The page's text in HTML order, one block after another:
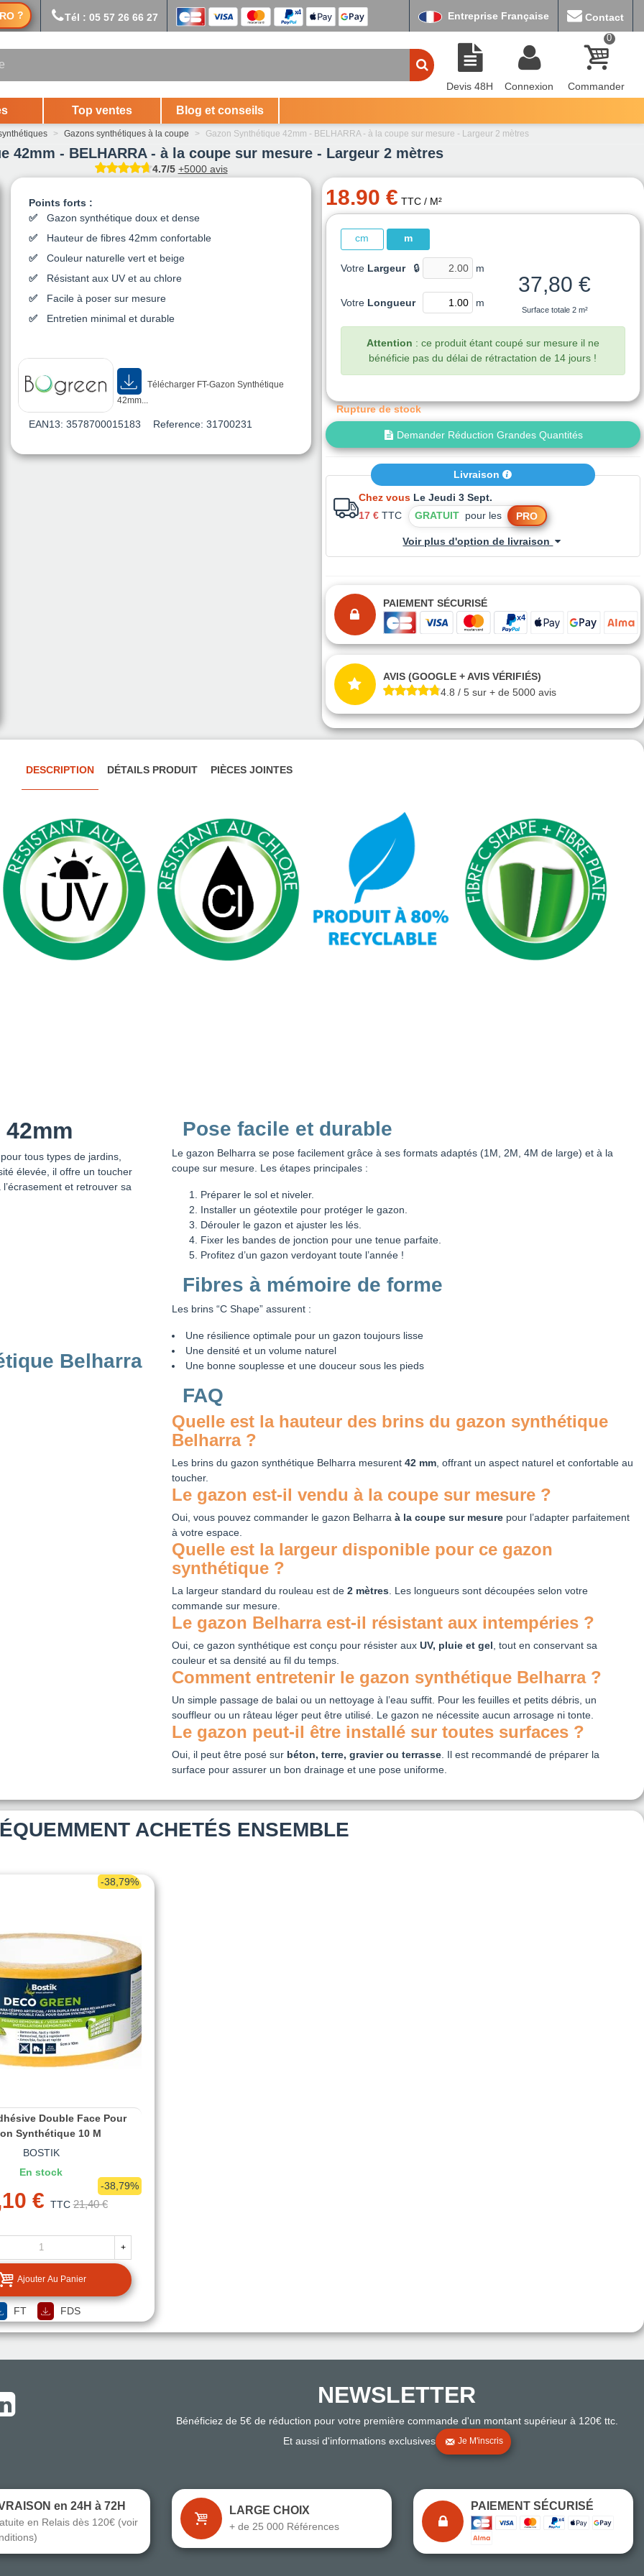
? Tél : 05 57 26 66 27 Entreprise Française Contact
Devis 48H Connexion
0
Commander
Top ventes Blog et conseils
> Gazons synthétiques à la coupe > Gazon Synthétique 42mm - BELHARRA - à la coupe sur mesure - Largeur 2 mètres
42mm - BELHARRA - à la coupe sur mesure - Largeur 2 mètres
4.7/5 +5000 avis
Points forts :
Gazon synthétique doux et dense
Hauteur de fibres 42mm confortable
Couleur naturelle vert et beige
Résistant aux UV et au chlore
Facile à poser sur mesure
Entretien minimal et durable
Télécharger FT-Gazon Synthétique
42mm...
EAN13: 3578700015183 Reference: 31700231
18.90 € TTC/ M²
cm m
Votre Largeur 🔒 m
Votre Longueur m
37,80 €
Surface totale 2 m²
Attention : ce produit étant coupé sur mesure il ne
bénéficie pas du délai de rétractation de 14 jours !
Rupture de stock
Demander Réduction Grandes Quantités
Livraison
Chez vous Le Jeudi 3 Sept.
17 € TTC GRATUITpour les PRO
Voir plus d'option de livraison
PAIEMENT SÉCURISÉ
AVIS (GOOGLE + AVIS VÉRIFIÉS)
4.8 / 5 sur + de 5000 avis
DESCRIPTION DÉTAILS PRODUIT PIÈCES JOINTES
tous types de jardins,
élevée, il offre un toucher
et retrouver sa
Belharra
Pose facile et durable
Le gazon Belharra se pose facilement grâce à ses formats adaptés (1M, 2M, 4M de large) et à la
coupe sur mesure. Les étapes principales :
Préparer le sol et niveler.
Installer un géotextile pour protéger le gazon.
Dérouler le gazon et ajuster les lés.
Fixer les bandes de jonction pour une tenue parfaite.
Profitez d’un gazon verdoyant toute l’année !
Fibres à mémoire de forme
Les brins “C Shape” assurent :
Une résilience optimale pour un gazon toujours lisse
Une densité et un volume naturel
Une bonne souplesse et une douceur sous les pieds
FAQ
Quelle est la hauteur des brins du gazon synthétique
Belharra ?
Les brins du gazon synthétique Belharra mesurent 42 mm , offrant un aspect naturel et confortable au
toucher.
Le gazon est-il vendu à la coupe sur mesure ?
Oui, vous pouvez commander le gazon Belharra à la coupe sur mesure pour l’adapter parfaitement
à votre espace.
Quelle est la largeur disponible pour ce gazon
synthétique ?
La largeur standard du rouleau est de 2 mètres . Les longueurs sont découpées selon votre
commande sur mesure.
Le gazon Belharra est-il résistant aux intempéries ?
Oui, ce gazon synthétique est conçu pour résister aux UV, pluie et gel , tout en conservant sa
couleur et sa densité au fil du temps.
Comment entretenir le gazon synthétique Belharra ?
Un simple passage de balai ou un nettoyage à l’eau suffit. Pour les feuilles et petits débris, un
souffleur ou un râteau léger peut être utilisé. Le gazon ne nécessite aucun arrosage ni tonte.
Le gazon peut-il être installé sur toutes surfaces ?
Oui, il peut être posé sur béton, terre, gravier ou terrasse . Il est recommandé de préparer la
surface pour assurer un bon drainage et une pose uniforme.
ACHETÉS ENSEMBLE
-38,79%
Double Face Pour
Synthétique 10 M
BOSTIK
En stock
€ TTC 21,40 €
-38,79%
+
Ajouter Au Panier
FT FDS
NEWSLETTER
Bénéficiez de 5€ de réduction pour votre première commande d'un montant supérieur à 120€ ttc.
Et aussi d'informations exclusives
Je M'inscris
en 24H à 72H
en Relais dès 120€ (voir
LARGE CHOIX
+ de 25 000 Références
PAIEMENT SÉCURISÉ